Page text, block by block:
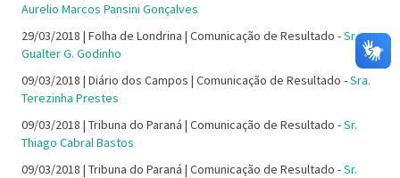
Aurelio Marcos Pansini Gonçalves
29/03/2018 | Folha de Londrina | Comunicação de Resultado -Sr.
Gualter G. Godinho
09/03/2018 | Diário dos Campos | Comunicação de Resultado -Sra.
Terezinha Prestes
09/03/2018 | Tribuna do Paraná | Comunicação de Resultado -Sr.
Thiago Cabral Bastos
09/03/2018 | Tribuna do Paraná | Comunicação de Resultado -Sr.